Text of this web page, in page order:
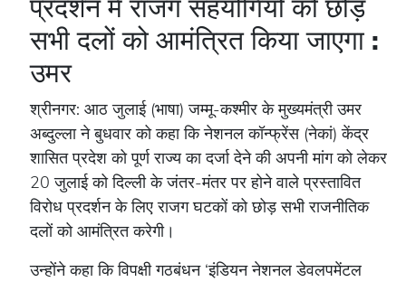
प्रदर्शन में राजग सहयोगियों को छोड़
सभी दलों को आमंत्रित किया जाएगा :
उमर
श्रीनगर: आठ जुलाई (भाषा) जम्मू-कश्मीर के मुख्यमंत्री उमर
अब्दुल्ला ने बुधवार को कहा कि नेशनल कॉन्फ्रेंस (नेकां) केंद्र
शासित प्रदेश को पूर्ण राज्य का दर्जा देने की अपनी मांग को लेकर
20 जुलाई को दिल्ली के जंतर-मंतर पर होने वाले प्रस्तावित
विरोध प्रदर्शन के लिए राजग घटकों को छोड़ सभी राजनीतिक
दलों को आमंत्रित करेगी।
उन्होंने कहा कि विपक्षी गठबंधन ‘इंडियन नेशनल डेवलपमेंटल